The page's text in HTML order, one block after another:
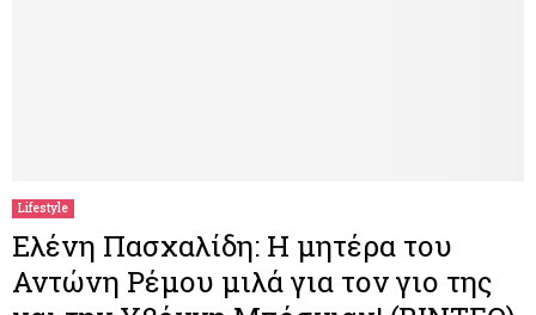
Lifestyle
Ελένη Πασχαλίδη: Η μητέρα του
Αντώνη Ρέμου μιλά για τον γιο της